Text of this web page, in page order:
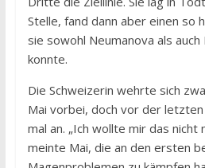
Stelle, fand dann aber einen so
sie sowohl Neumanova als
konnte.
Die Schweizerin wehrte sich
Mai vorbei, doch vor der
mal an. „Ich wollte mir das nicht
meinte Mai, die an den ersten